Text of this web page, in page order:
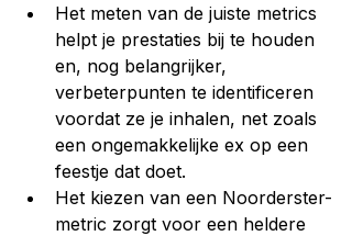
Het meten van de juiste metrics
helpt je prestaties bij te houden
en, nog belangrijker,
verbeterpunten te identificeren
voordat ze je inhalen, net zoals
een ongemakkelijke ex op een
feestje dat doet.
Het kiezen van een Noorderster-
metric zorgt voor een heldere